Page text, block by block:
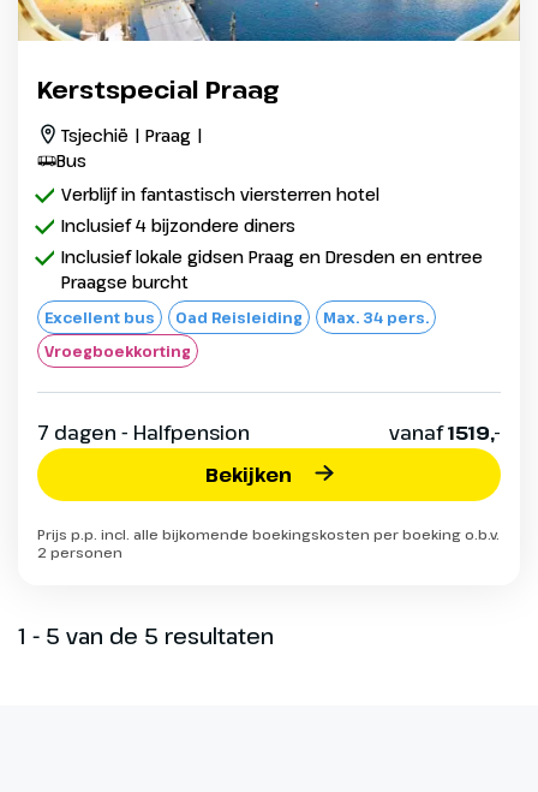
Kerstspecial Praag
Tsjechië | Praag |
Bus
Verblijf in fantastisch viersterren hotel
Inclusief 4 bijzondere diners
Inclusief lokale gidsen Praag en Dresden en entree
Praagse burcht
Excellent bus Oad Reisleiding
Max. 34 pers.
Vroegboekkorting
7 dagen - Halfpension vanaf1519,-
Bekijken
Prijs p.p. incl. alle bijkomende boekingskosten per boeking o.b.v.
2 personen
1 - 5 van de 5 resultaten